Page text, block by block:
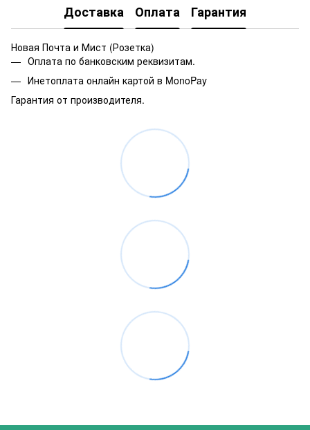
Доставка Оплата Гарантия
Новая Почта и Мист (Розетка)
Оплата по банковским реквизитам.
Инетоплата онлайн картой в MonoPay
Гарантия от производителя.